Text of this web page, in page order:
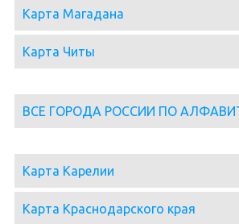
Карта Магадана
Карта Читы
ВСЕ ГОРОДА РОССИИ ПО
Карта Карелии
Карта Краснодарского края